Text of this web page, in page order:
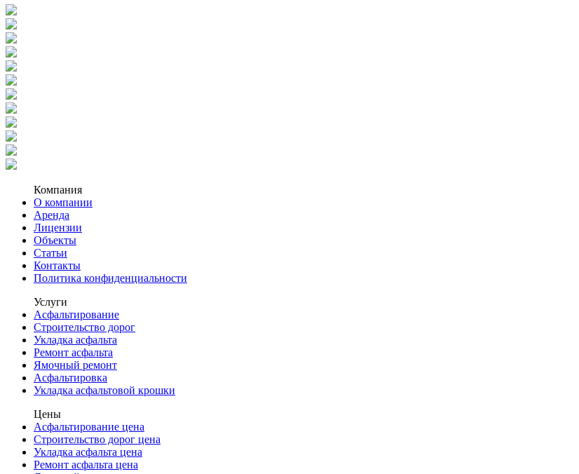
Компания
О компании
Аренда
Лицензии
Объекты
Статьи
Контакты
Политика конфиденциальности
Услуги
Асфальтирование
Строительство дорог
Укладка асфальта
Ремонт асфальта
Ямочный ремонт
Асфальтировка
Укладка асфальтовой крошки
Цены
Асфальтирование цена
Строительство дорог цена
Укладка асфальта цена
Ремонт асфальта цена